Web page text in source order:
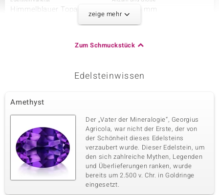
Himmelblauer Topas 12 à 6x4 mm
Herkunft
Mosambik-Granat
Karatgewicht Summe
4,365 ct
Schliff
Ovalschliff
Fassung
Krappenfassung
Herkunft
Mosambik
Vierter Edelstein
zeige mehr
Zum Schmuckstück
Edelsteinwissen
Amethyst
Der „Vater der Mineralogie“, Georgius
Agricola, war nicht der Erste, der von
der Schönheit dieses Edelsteins
verzaubert wurde. Dieser Edelstein, um
den sich zahlreiche Mythen, Legenden
und Überlieferungen ranken, wurde
bereits um 2.500 v. Chr. in Goldringe
eingesetzt.